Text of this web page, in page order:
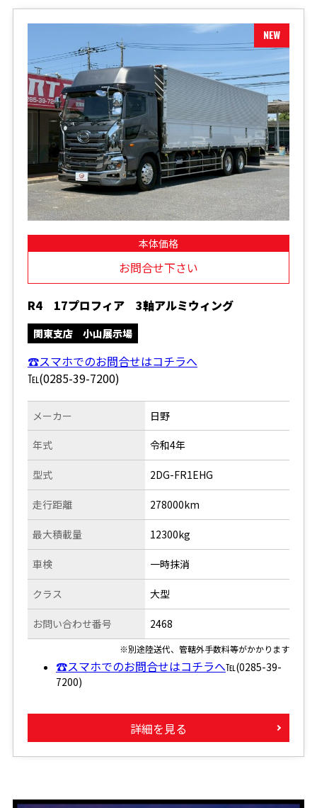
本体価格
お問合せ下さい
R4 17プロフィア 3軸アルミウィング
関東支店 小山展示場
☎スマホでのお問合せはコチラへ
℡(0285-39-7200)
メーカー
年式
型式
走行距離
日野
令和4年
2DG-FR1EHG
278000km
最大積載量
車検
クラス
お問い合わせ番号
12300kg
一時抹消
大型
2468
※別途陸送代、管轄外手数料等がかかります
☎スマホでのお問合せはコチラへ℡(0285-39-
7200)
詳細を見る